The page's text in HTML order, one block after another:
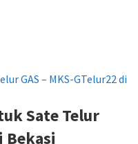
Sate Telur
Bekasi